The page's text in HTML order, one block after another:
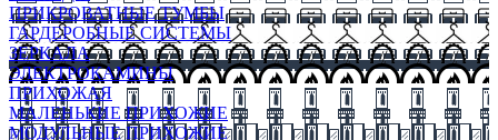
ПРИКРОВАТНЫЕ ТУМБЫ
ГАРДЕРОБНЫЕ СИСТЕМЫ
ЗЕРКАЛА
ЭЛЕКТРОКАМИНЫ
ПРИХОЖАЯ
МАЛЕНЬКИЕ ПРИХОЖИЕ
МОДУЛЬНЫЕ ПРИХОЖИЕ